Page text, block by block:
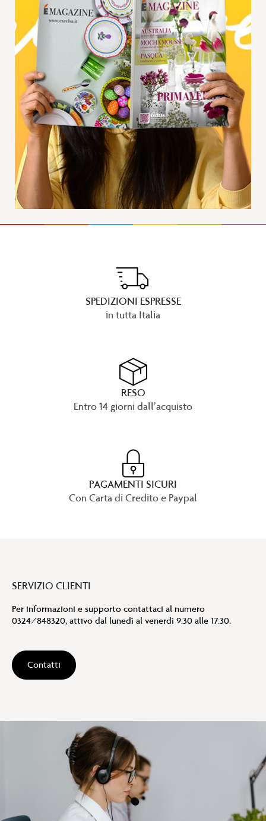
SPEDIZIONI ESPRESSE
in tutta Italia
RESO
Entro 14 giorni dall’acquisto
PAGAMENTI SICURI
Con Carta di Credito e Paypal
SERVIZIO CLIENTI
Per informazioni e supporto contattaci al numero
0324/848320, attivo dal lunedì al venerdì 9:30 alle 17:30.
Contatti